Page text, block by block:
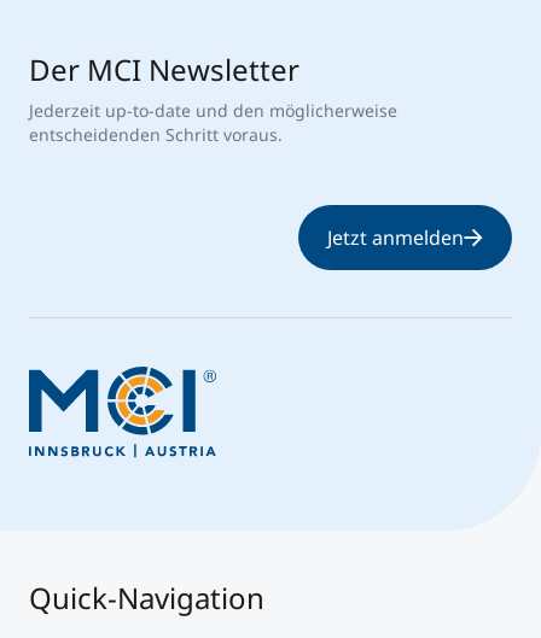
Der MCI Newsletter
Jederzeit up-to-date und den möglicherweise
entscheidenden Schritt voraus.
Jetzt anmelden
Quick-Navigation